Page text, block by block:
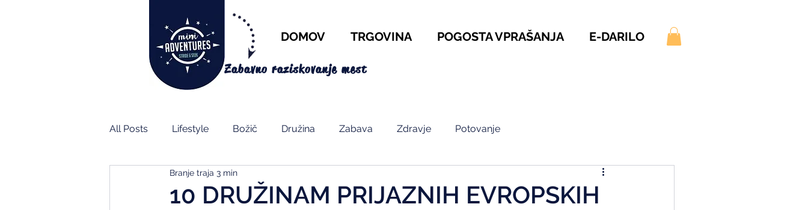
DOMOV TRGOVINA POGOSTA VPRAŠANJA E-DARILO
Zabavno raziskovanje mest
All Posts Lifestyle Božič Družina Zabava Zdravje Potovanje
10 DRUŽINAM PRIJAZNIH EVROPSKIH
Branje traja 3 min